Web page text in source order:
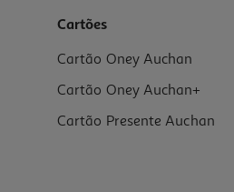
Cartões
Cartão Oney Auchan
Cartão Oney Auchan+
Cartão Presente Auchan